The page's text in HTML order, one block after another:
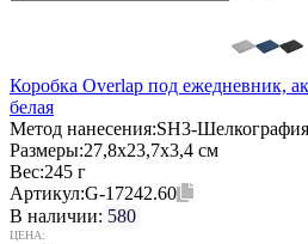
Коробка Overlap под ежедневник,
белая
Метод нанесения:SH3-
Размеры:27,8х23,7х3,4 см
Вес:245 г
Артикул:G-17242.60
В наличии: 580
ЦЕНА: